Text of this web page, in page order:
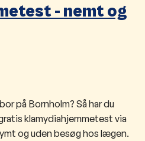
- nemt og
på Bornholm? Så har du
klamydiahjemmetest via
og uden besøg hos lægen.